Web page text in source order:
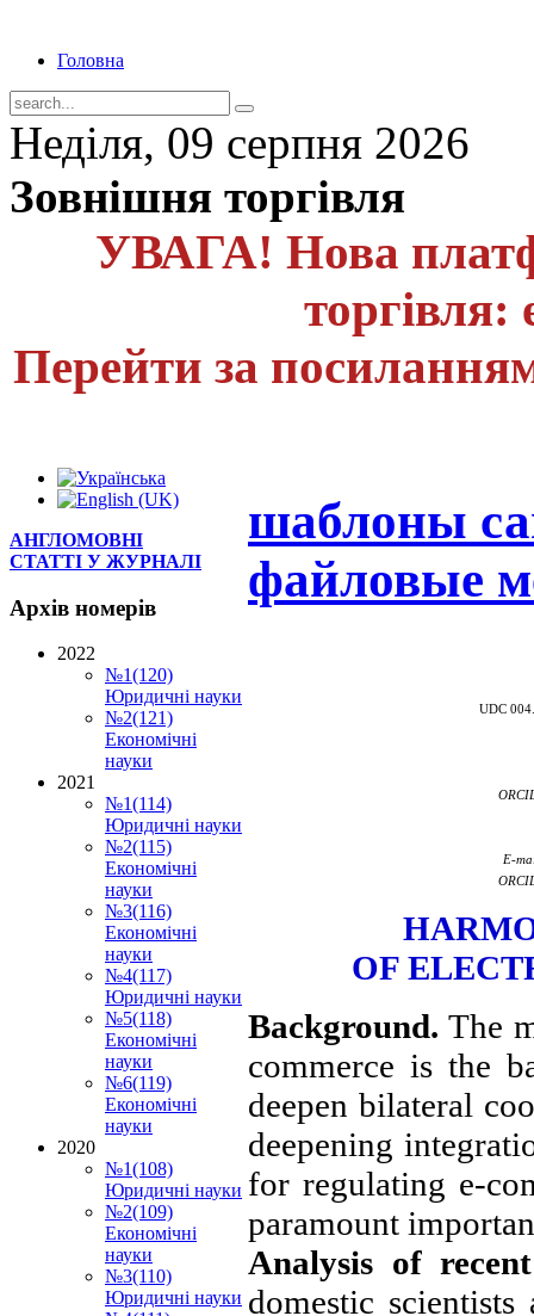
Головна
Неділя, 09 серпня 2026
Зовнішня торгівля
УВАГА! Нова
Перейти за
шаблоны
файловые
UDC
E-
OF
Background.The
commerce is the
deepen bilateral
deepening
for regulating e-
paramount
Analysis of
domestic
АНГЛОМОВНІ
СТАТТІ У ЖУРНАЛІ
Архів номерів
2022
№1(120)
Юридичні науки
№2(121)
Економічні
науки
2021
№1(114)
Юридичні науки
№2(115)
Економічні
науки
№3(116)
Економічні
науки
№4(117)
Юридичні науки
№5(118)
Економічні
науки
№6(119)
Економічні
науки
2020
№1(108)
Юридичні науки
№2(109)
Економічні
науки
№3(110)
Юридичні науки